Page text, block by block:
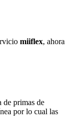
miiflex, ahora
de primas de
por lo cual las